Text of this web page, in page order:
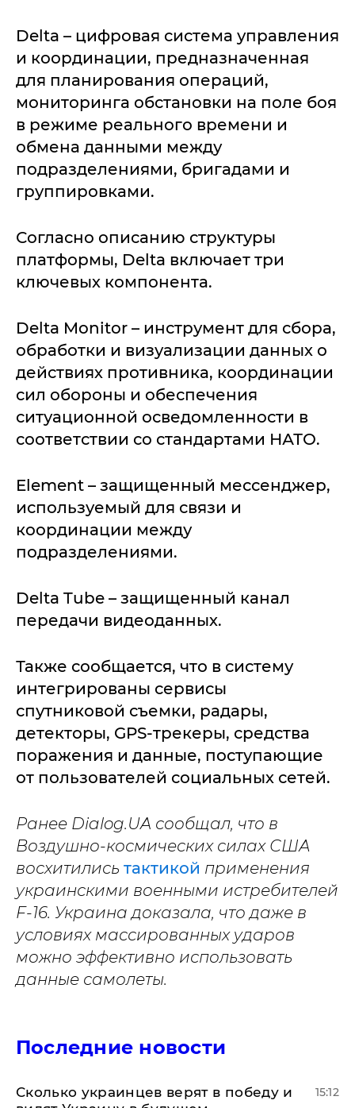
Delta – цифровая система управления
и координации, предназначенная
для планирования операций,
мониторинга обстановки на поле боя
в режиме реального времени и
обмена данными между
подразделениями, бригадами и
группировками.
Согласно описанию структуры
платформы, Delta включает три
ключевых компонента.
Delta Monitor – инструмент для сбора,
обработки и визуализации данных о
действиях противника, координации
сил обороны и обеспечения
ситуационной осведомленности в
соответствии со стандартами НАТО.
Element – защищенный мессенджер,
используемый для связи и
координации между
подразделениями.
Delta Tube – защищенный канал
передачи видеоданных.
Также сообщается, что в систему
интегрированы сервисы
спутниковой съемки, радары,
детекторы, GPS-трекеры, средства
поражения и данные, поступающие
от пользователей социальных сетей.
Ранее Dialog.UA сообщал, что в
Воздушно-космических силах США
восхитились тактикой применения
украинскими военными истребителей
F-16. Украина доказала, что даже в
условиях массированных ударов
можно эффективно использовать
данные самолеты.
Последние новости
Сколько украинцев верят в победу и
15:12